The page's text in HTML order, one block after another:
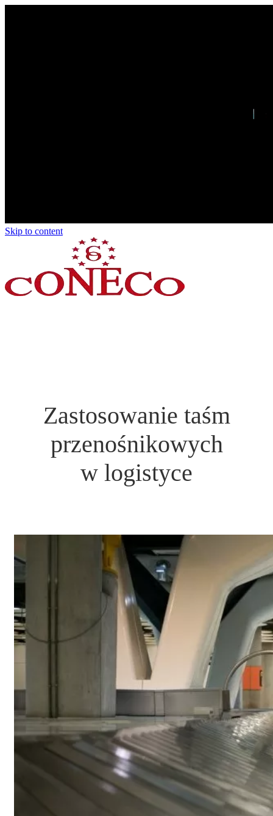
Skip to content
Zastosowanie taśm
przenośnikowych
w logistyce